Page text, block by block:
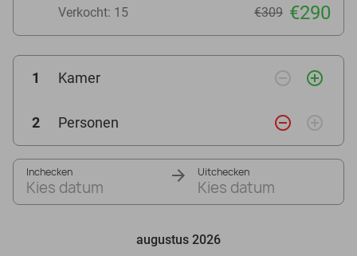
Verkocht: 15 €309 €290
1 Kamer remove_circle_outline add_circle_outline
2 Personen remove_circle_outline add_circle_outline
Inchecken
Kies datum
Uitchecken
Kies datum
augustus 2026